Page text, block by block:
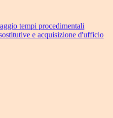
tempi procedimentali
e acquisizione d'ufficio